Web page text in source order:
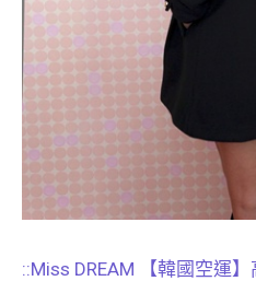
::Miss DREAM 【韓國空運